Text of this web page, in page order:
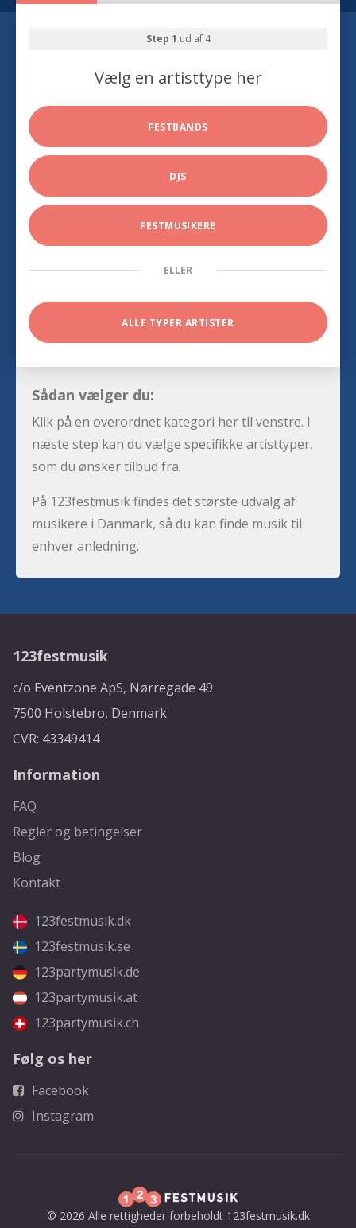
Step 1 ud af 4
Vælg en artisttype her
FESTBANDS
DJS
FESTMUSIKERE
ELLER
ALLE TYPER ARTISTER
Sådan vælger du:
Klik på en overordnet kategori her til venstre. I
næste step kan du vælge specifikke artisttyper,
som du ønsker tilbud fra.
På 123festmusik findes det største udvalg af
musikere i Danmark, så du kan finde musik til
enhver anledning.
123festmusik
c/o Eventzone ApS, Nørregade 49
7500 Holstebro, Denmark
CVR: 43349414
Information
FAQ
Regler og betingelser
Blog
Kontakt
123festmusik.dk
123festmusik.se
123partymusik.de
123partymusik.at
123partymusik.ch
Følg os her
Facebook
Instagram
© 2026 Alle rettigheder forbeholdt 123festmusik.dk